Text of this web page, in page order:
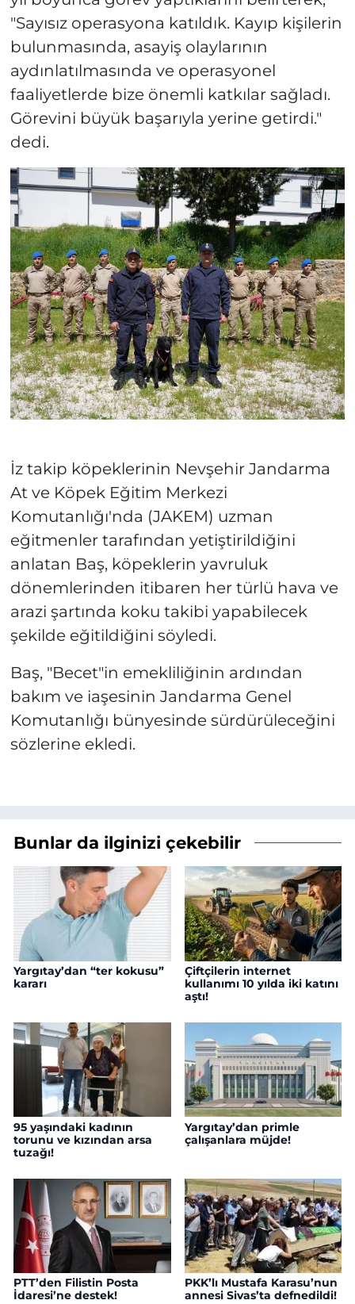
"Sayısız operasyona katıldık. Kayıp kişilerin
bulunmasında, asayiş olaylarının
aydınlatılmasında ve operasyonel
faaliyetlerde bize önemli katkılar sağladı.
Görevini büyük başarıyla yerine getirdi."
dedi.
İz takip köpeklerinin Nevşehir Jandarma
At ve Köpek Eğitim Merkezi
Komutanlığı'nda (JAKEM) uzman
eğitmenler tarafından yetiştirildiğini
anlatan Baş, köpeklerin yavruluk
dönemlerinden itibaren her türlü hava ve
arazi şartında koku takibi yapabilecek
şekilde eğitildiğini söyledi.
Baş, "Becet"in emekliliğinin ardından
bakım ve iaşesinin Jandarma Genel
Komutanlığı bünyesinde sürdürüleceğini
sözlerine ekledi.
Bunlar da ilginizi çekebilir
Yargıtay’dan “ter kokusu”
kararı
Çiftçilerin internet
kullanımı 10 yılda iki katını
aştı!
95 yaşındaki kadının
torunu ve kızından arsa
tuzağı!
Yargıtay’dan primle
çalışanlara müjde!
PTT’den Filistin Posta
İdaresi’ne destek!
PKK’lı Mustafa Karasu’nun
annesi Sivas’ta defnedildi!